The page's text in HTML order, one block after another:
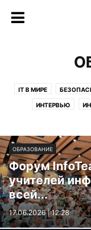
IT В МИРЕ
ИНТЕРВЬЮ
ОБРАЗОВАНИЕ
Форум
учителей
всей...
17.06.2026 | 12:28